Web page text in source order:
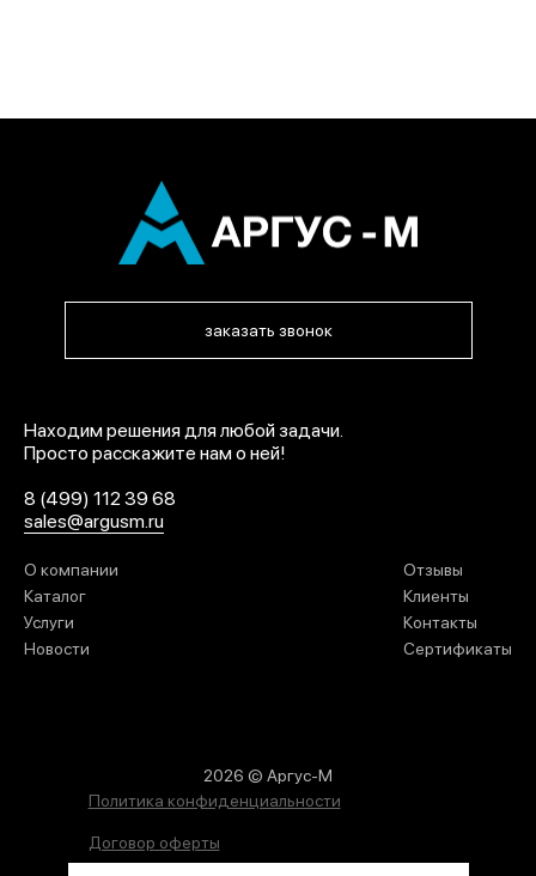
заказать звонок
Находим решения для любой задачи.
Просто расскажите нам о ней!
8 (499) 112 39 68
sales@argusm.ru
О компании
Каталог
Услуги
Новости
Отзывы
Клиенты
Контакты
Сертификаты
2026 © Аргус-М
Политика конфиденциальности
Договор оферты